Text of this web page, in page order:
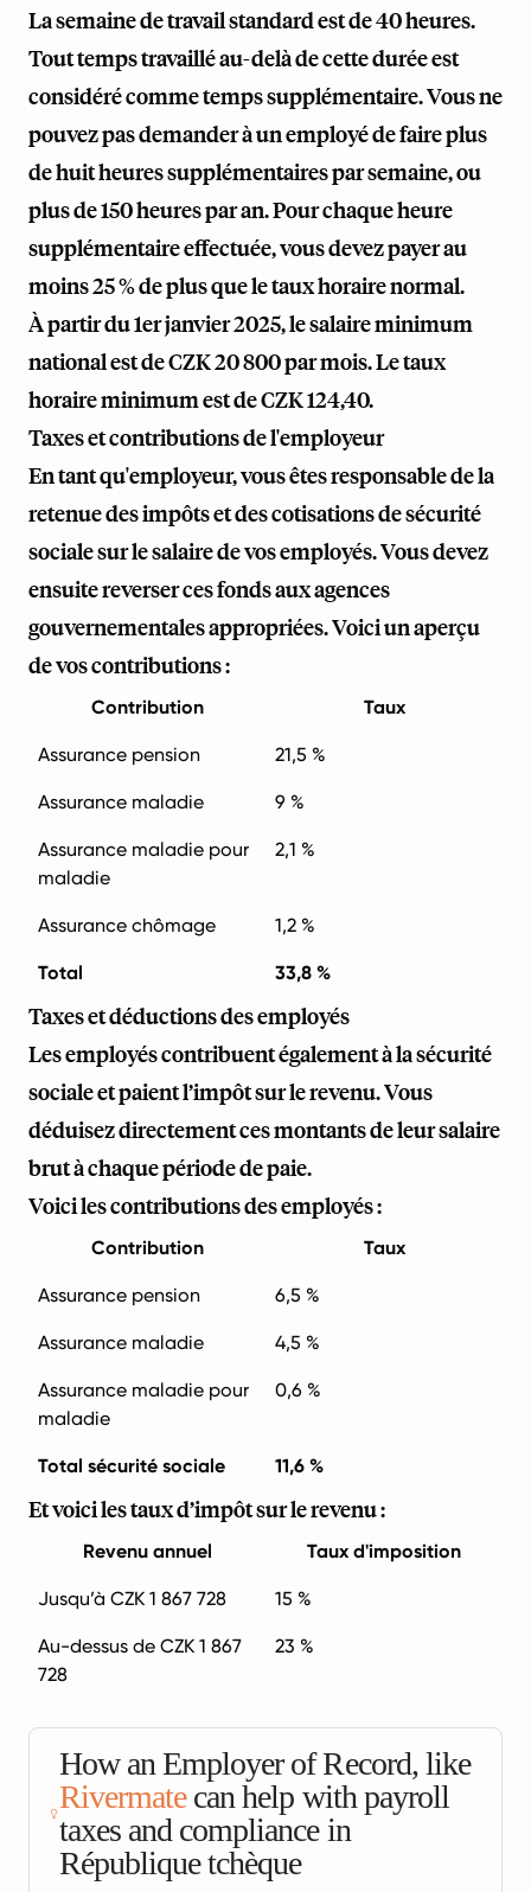
La semaine de travail standard est de 40 heures.
Tout temps travaillé au-delà de cette durée est
considéré comme temps supplémentaire. Vous ne
pouvez pas demander à un employé de faire plus
de huit heures supplémentaires par semaine, ou
plus de 150 heures par an. Pour chaque heure
supplémentaire effectuée, vous devez payer au
moins 25 % de plus que le taux horaire normal.
À partir du 1er janvier 2025, le salaire minimum
national est de CZK 20 800 par mois. Le taux
horaire minimum est de CZK 124,40.
Taxes et contributions de l'employeur
En tant qu'employeur, vous êtes responsable de la
retenue des impôts et des cotisations de sécurité
sociale sur le salaire de vos employés. Vous devez
ensuite reverser ces fonds aux agences
gouvernementales appropriées. Voici un aperçu
de vos contributions :
Contribution Taux
Assurance pension 21,5 %
Assurance maladie 9 %
Assurance maladie pour
maladie
2,1 %
Assurance chômage 1,2 %
Total 33,8 %
Taxes et déductions des employés
Les employés contribuent également à la sécurité
sociale et paient l’impôt sur le revenu. Vous
déduisez directement ces montants de leur salaire
brut à chaque période de paie.
Voici les contributions des employés :
Contribution Taux
Assurance pension 6,5 %
Assurance maladie 4,5 %
Assurance maladie pour
maladie
0,6 %
Total sécurité sociale 11,6 %
Et voici les taux d’impôt sur le revenu :
Revenu annuel Taux d'imposition
Jusqu’à CZK 1 867 728 15 %
Au-dessus de CZK 1 867
728
23 %
How an Employer of Record, like
Rivermatecan help with payroll
taxes and compliance in
République tchèque